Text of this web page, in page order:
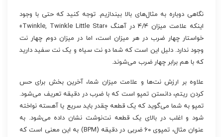
نگاهی دوباره به مثال‌های بالا بیندازیم. توجه کنید که حتی با وجود
اینکه علامت میزان ۴/۴ در آهنگ «Twinkle, Twinkle Little Star»
خواستار چهار ضرب در هر میزان است، اما در میزان دوم چهار نت
وجود ندارد. دلیل این است که شما دو نت سیاه و یک نت سفید دارید
که با هم برابر چهار ضرب می‌شوند.
علاوه بر ارزش نت‌ها و علامت میزان شما، آخرین بخش برای حس
کردن ریتم، دانستن تمپو است که با ضرب در دقیقه تعریف می‌شود.
تمپو به شما می‌گوید که یک قطعه چقدر باید سریع یا آهسته نواخته
شود و اغلب در بالای یک قطعه نت‌نوشت نشان داده می‌شود. به
عنوان مثال، تمپوی ۶۰ ضربی در دقیقه (BPM) به این معنی است که